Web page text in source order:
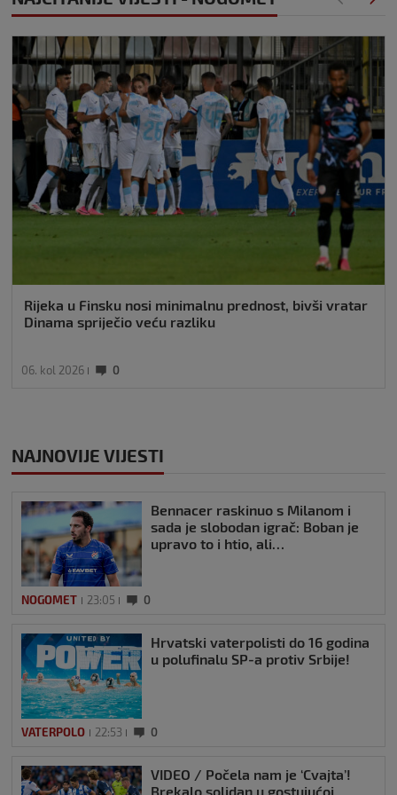
Rijeka u Finsku nosi minimalnu prednost, bivši vratar
Dinama spriječio veću razliku
06. kol 2026 0
NAJNOVIJE VIJESTI
Bennacer raskinuo s Milanom i
sada je slobodan igrač: Boban je
upravo to i htio, ali…
NOGOMET 23:05 0
Hrvatski vaterpolisti do 16 godina
u polufinalu SP-a protiv Srbije!
VATERPOLO 22:53 0
VIDEO / Počela nam je ‘Cvajta’!
Brekalo solidan u gostujućoj